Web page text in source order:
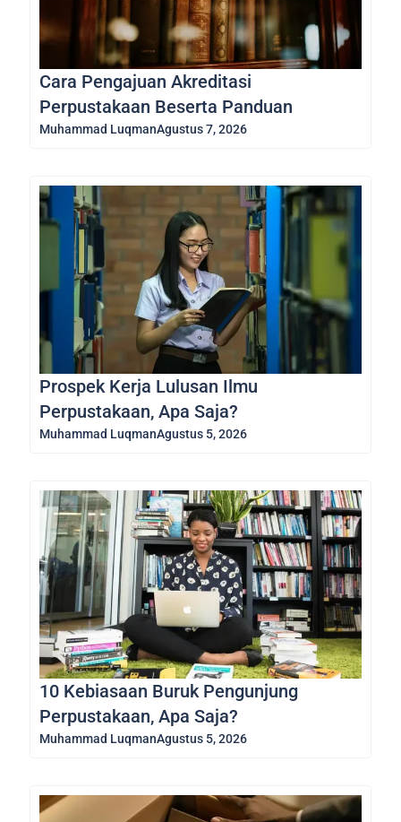
Cara Pengajuan Akreditasi
Perpustakaan Beserta Panduan
Muhammad LuqmanAgustus 7, 2026
Prospek Kerja Lulusan Ilmu
Perpustakaan, Apa Saja?
Muhammad LuqmanAgustus 5, 2026
10 Kebiasaan Buruk Pengunjung
Perpustakaan, Apa Saja?
Muhammad LuqmanAgustus 5, 2026